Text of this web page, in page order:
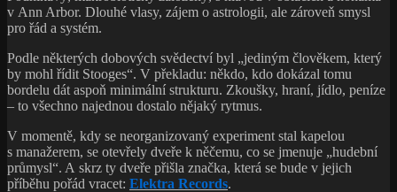
v Ann Arbor. Dlouhé vlasy, zájem o astrologii, ale zároveň smysl
pro řád a systém.
Podle některých dobových svědectví byl „jediným člověkem, který
by mohl řídit Stooges“. V překladu: někdo, kdo dokázal tomu
bordelu dát aspoň minimální strukturu. Zkoušky, hraní, jídlo, peníze
– to všechno najednou dostalo nějaký rytmus.
V momentě, kdy se neorganizovaný experiment stal kapelou
s manažerem, se otevřely dveře k něčemu, co se jmenuje „hudební
průmysl“. A skrz ty dveře přišla značka, která se bude v jejich
příběhu pořád vracet: Elektra Records.